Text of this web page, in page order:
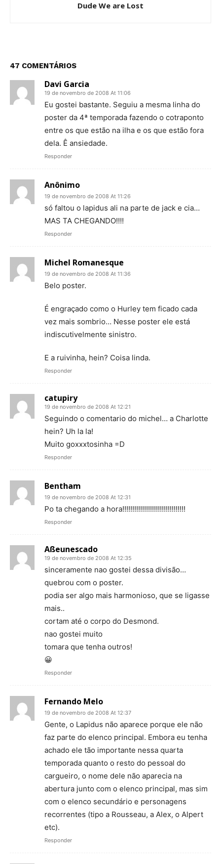
Dude We are Lost
47 COMENTÁRIOS
Davi Garcia
19 de novembro de 2008 At 11:06
Eu gostei bastante. Seguiu a mesma linha do
poster da 4ª temporada fazendo o cotraponto
entre os que estão na ilha e os que estão fora
dela. Ê ansiedade.
Responder
Anônimo
19 de novembro de 2008 At 11:26
só faltou o lapidus ali na parte de jack e cia…
MAS TA CHEGANDO!!!!
Responder
Michel Romanesque
19 de novembro de 2008 At 11:36
Belo poster.
É engraçado como o Hurley tem ficado cada
vez mais sombrio… Nesse poster ele está
indiscutivelmente sinistro.
E a ruivinha, hein? Coisa linda.
Responder
catupiry
19 de novembro de 2008 At 12:21
Seguindo o comentario do michel… a Charlotte
hein? Uh la la!
Muito goxxxtosinha =D
Responder
Bentham
19 de novembro de 2008 At 12:31
Po ta chegando a hora!!!!!!!!!!!!!!!!!!!!!!!!!!!!!!!!
Responder
Aßeunescado
19 de novembro de 2008 At 12:35
sinceramente nao gostei dessa divisão…
quebrou com o poster.
podia ser algo mais harmonioso, que se ligasse
mais..
cortam até o corpo do Desmond.
nao gostei muito
tomara que tenha outros!
😀
Responder
Fernando Melo
19 de novembro de 2008 At 12:37
Gente, o Lapidus não aparece porque ele não
faz parte do elenco principal. Embora eu tenha
achado ele tão importante nessa quarta
temporada quanto o resto do pessoal do
cargueiro, o nome dele não aparecia na
abertura junto com o elenco principal, mas sim
com o elenco secundário e personagens
recorrentes (tipo a Rousseau, a Alex, o Alpert
etc).
Responder